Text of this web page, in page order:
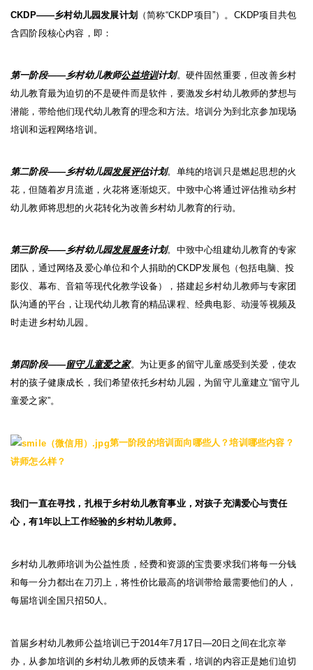
CKDP——乡村幼儿园发展计划 （简称“CKDP项目”）。 CKDP项目共包
含四阶段核心内容，即：
第一阶段—— 乡村幼儿教师公益培训计划。硬件固然重要，但改善乡村
幼儿教育最为迫切的不是硬件而是软件，要激发乡村幼儿教师的梦想与
潜能，带给他们现代幼儿教育的理念和方法。培训分为到北京参加现场
培训和远程网络培训。
第二阶段—— 乡村幼儿园发展评估计划。单纯的培训只是燃起思想的火
花，但随着岁月流逝，火花将逐渐熄灭。中致中心将通过评估推动乡村
幼儿教师将思想的火花转化为改善乡村幼儿教育的行动。
第三阶段—— 乡村幼儿园发展服务计划。中致中心组建幼儿教育的专家
团队，通过网络及爱心单位和个人捐助的CKDP发展包（包括电脑、投
影仪、幕布、音箱等现代化教学设备），搭建起乡村幼儿教师与专家团
队沟通的平台，让现代幼儿教育的精品课程、经典电影、动漫等视频及
时走进乡村幼儿园。
第四阶段——留守儿童爱之家。为让更多的留守儿童感受到关爱，使农
村的孩子健康成长，我们希望依托乡村幼儿园，为留守儿童建立“留守儿
童爱之家”。
第一阶段的培训面向哪些人？培训哪些内容？
讲师怎么样？
我们一直在寻找，扎根于乡村幼儿教育事业，对孩子充满爱心与责任
心，有1年以上工作经验的乡村幼儿教师。
乡村幼儿教师培训为公益性质，经费和资源的宝贵要求我们将每一分钱
和每一分力都出在刀刃上，将性价比最高的培训带给最需要他们的人，
每届培训全国只招50 人。
首届乡村幼儿教师公益培训已于2014年7 月 17 日—20日之间在北京举
办，从参加培训的乡村幼儿教师的反馈来看，培训的内容正是她们迫切